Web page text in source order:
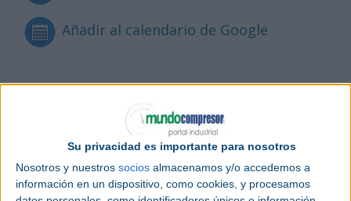
Su privacidad es importante para nosotros
Nosotros y nuestros socios almacenamos y/o accedemos a
información en un dispositivo, como cookies, y procesamos
Añadir al calendario de Google